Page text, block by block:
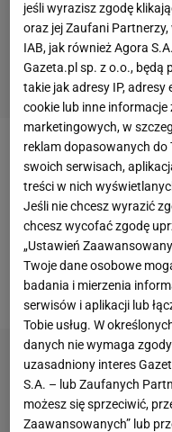
Za nami turnieje w
górą okazały sięIga
Teraz tenisistki
najważniejsze
Pierwszy "tysięcznik"
miejsce w Madrycie.
jeśli wyrazisz zgodę
oraz jej Zaufani Partnerzy,
IAB, jak również Agora
Gazeta.pl sp. z o.o., będą
takie jak adresy IP,
cookie lub inne
marketingowych, w
reklam dopasowanych do
swoich serwisach,
treści w nich
Jeśli nie chcesz wyrazić
chcesz wycofać zgodę
„Ustawień
Twoje dane osobowe
badania i mierzenia
serwisów i aplikacji lub
Tobie usług. W
danych nie wymaga
uzasadniony interes
S.A. – lub Zaufanych
możesz się sprzeciwić,
Zaawansowanych” lub